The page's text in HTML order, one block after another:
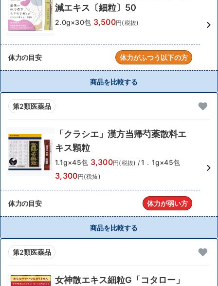
減エキス〔細粒〕50
2.0g×30包 3,500円(税抜)
体力の目安 体力がふつう以下の方
商品を比較する
第2類医薬品
「クラシエ」漢方当帰芍薬散料エ
キス顆粒
1.1g×45包 3,300円(税抜) / 1．1g×45包
3,300円(税抜)
体力の目安 体力が弱い方
商品を比較する
第2類医薬品
女神散エキス細粒G「コタロー」